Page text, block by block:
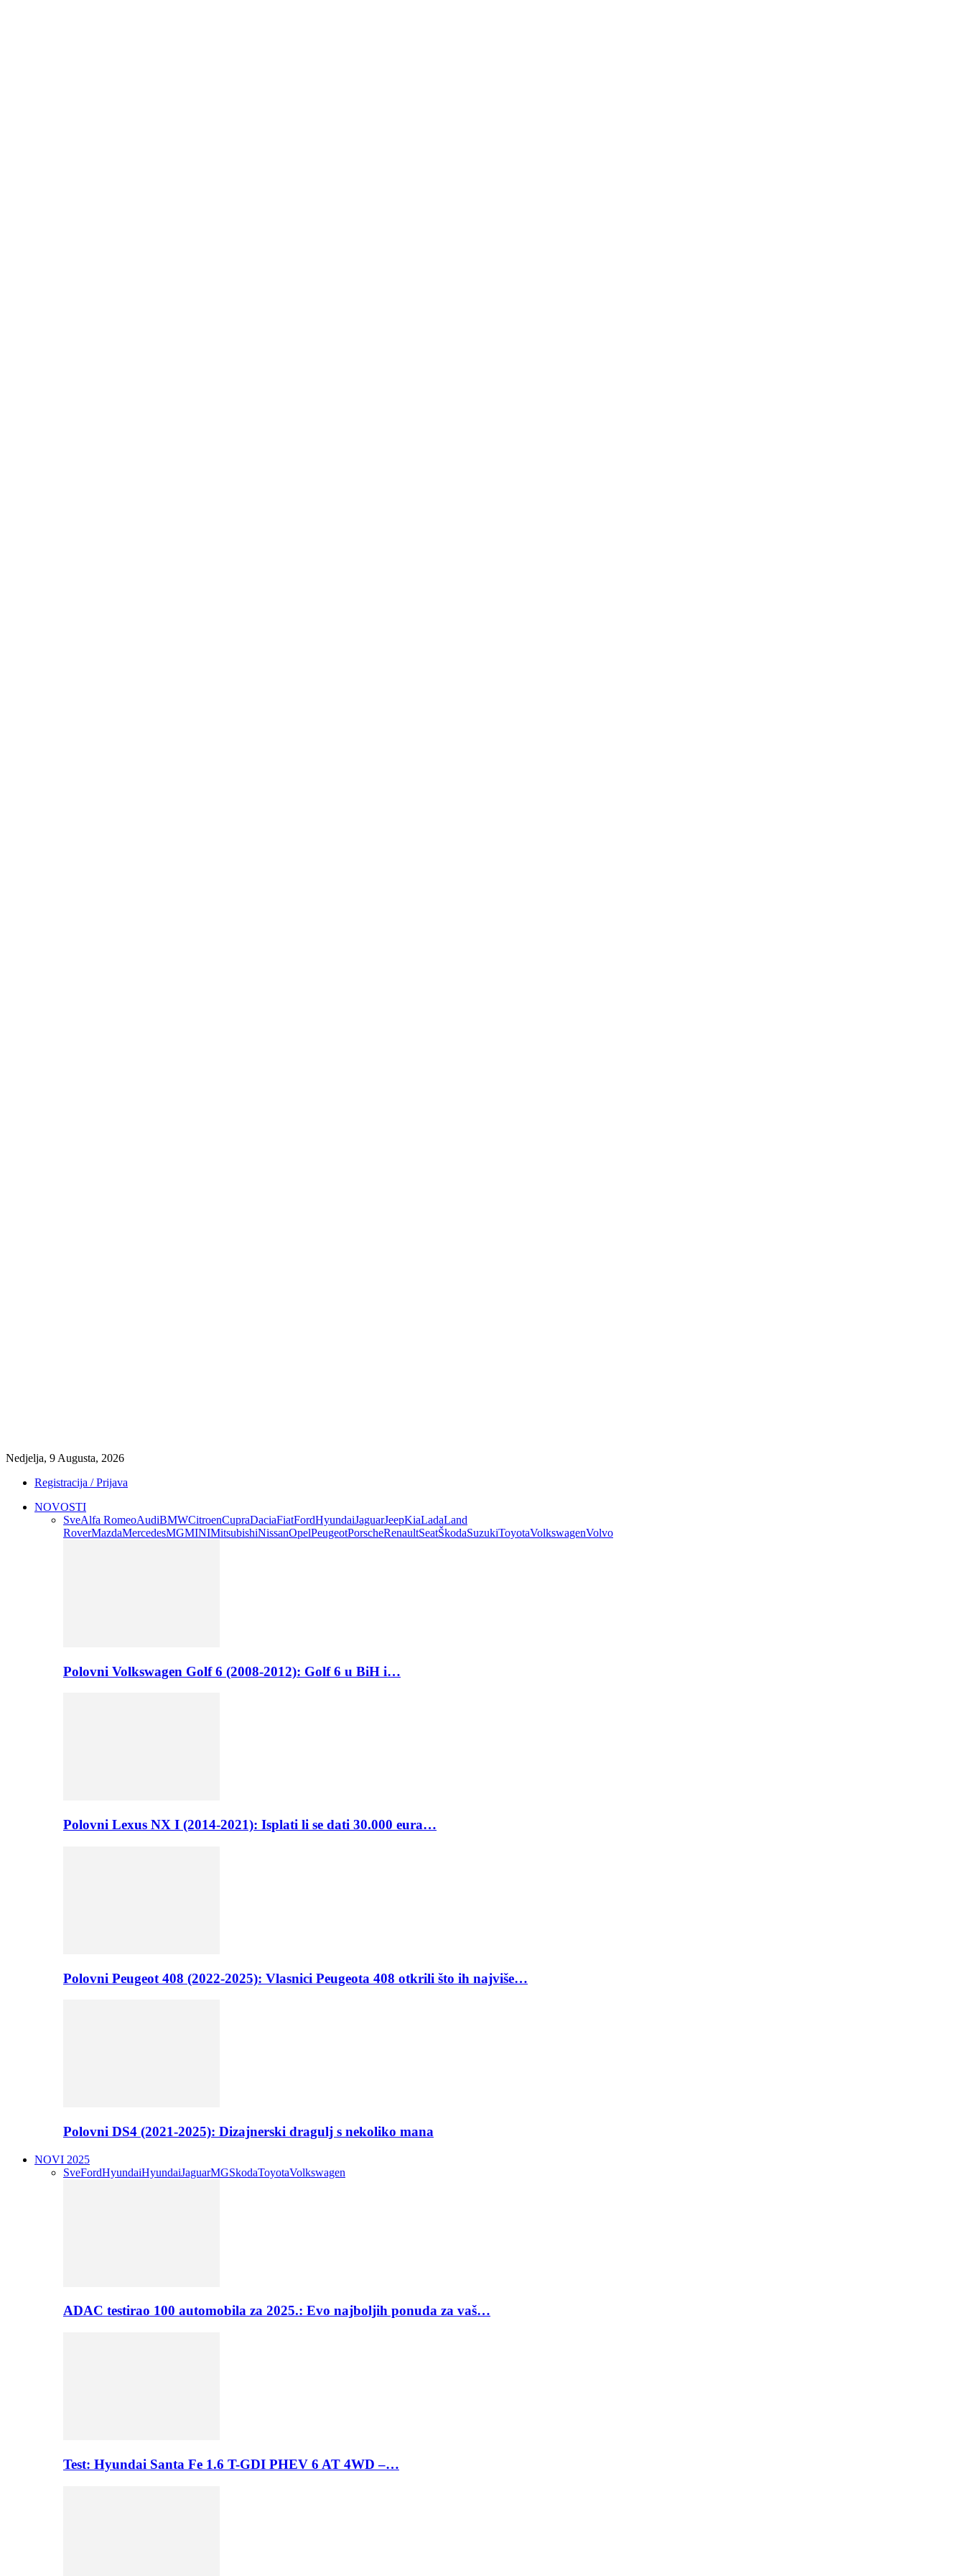
Nedjelja, 9 Augusta, 2026
Registracija / Prijava
NOVOSTI
SveAlfa RomeoAudiBMWCitroenCupraDaciaFiatFordHyundaiJaguarJeepKiaLadaLand
RoverMazdaMercedesMGMINIMitsubishiNissanOpelPeugeotPorscheRenaultSeatŠkodaSuzukiToyotaVolkswagenVolvo
Polovni Volkswagen Golf 6 (2008-2012): Golf 6 u BiH i…
Polovni Lexus NX I (2014-2021): Isplati li se dati 30.000 eura…
Polovni Peugeot 408 (2022-2025): Vlasnici Peugeota 408 otkrili što ih najviše…
Polovni DS4 (2021-2025): Dizajnerski dragulj s nekoliko mana
NOVI 2025
SveFordHyundaiHyundaiJaguarMGSkodaToyotaVolkswagen
ADAC testirao 100 automobila za 2025.: Evo najboljih ponuda za vaš…
Test: Hyundai Santa Fe 1.6 T-GDI PHEV 6 AT 4WD –…